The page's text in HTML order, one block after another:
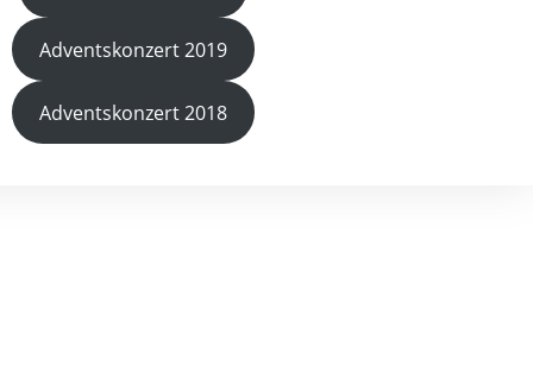
Adventskonzert 2019
Adventskonzert 2018